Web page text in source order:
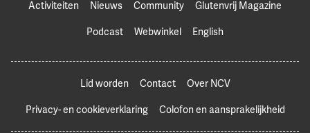
Activiteiten
Nieuws Community
Glutenvrij Magazine
Podcast
Webwinkel English
Lid worden Contact
Over NCV
Privacy- en cookieverklaring
Colofon en aansprakelijkheid